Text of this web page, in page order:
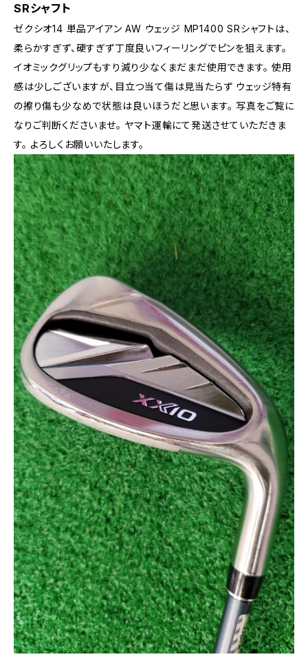
SRシャフト
ゼクシオ14 単品アイアン AW ウェッジ MP1400 SRシャフトは、
柔らかすぎず、硬すぎず丁度良いフィーリングでピンを狙えます。
イオミックグリップもすり減り少なくまだまだ使用できます。 使用
感は少しございますが、目立つ当て傷は見当たらず ウェッジ特有
の擦り傷も少なめで状態は良いほうだと思います。 写真をご覧に
なりご判断くださいませ。 ヤマト運輸にて発送させていただきま
す。 よろしくお願いいたします。